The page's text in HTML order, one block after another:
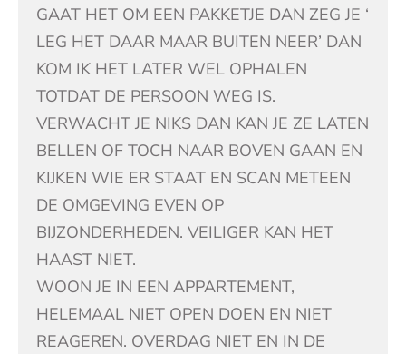
GAAT HET OM EEN PAKKETJE DAN ZEG JE ‘
LEG HET DAAR MAAR BUITEN NEER’ DAN
KOM IK HET LATER WEL OPHALEN
TOTDAT DE PERSOON WEG IS.
VERWACHT JE NIKS DAN KAN JE ZE LATEN
BELLEN OF TOCH NAAR BOVEN GAAN EN
KIJKEN WIE ER STAAT EN SCAN METEEN
DE OMGEVING EVEN OP
BIJZONDERHEDEN. VEILIGER KAN HET
HAAST NIET.
WOON JE IN EEN APPARTEMENT,
HELEMAAL NIET OPEN DOEN EN NIET
REAGEREN. OVERDAG NIET EN IN DE